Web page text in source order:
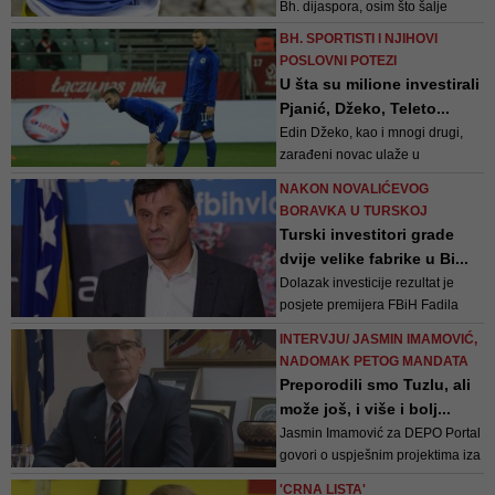
Bh. dijaspora, osim što šalje
smanje
BH. SPORTISTI I NJIHOVI
POSLOVNI POTEZI
U šta su milione investirali
Pjanić, Džeko, Teleto...
Edin Džeko, kao i mnogi drugi,
zarađeni novac ulaže u
nekretnine i to širom regiona
NAKON NOVALIĆEVOG
BORAVKA U TURSKOJ
Turski investitori grade
dvije velike fabrike u Bi...
Dolazak investicije rezultat je
posjete premijera FBiH Fadila
Novalića, koji je prilikom zadnjeg
predstavnicima kompanije iz ove
zemlje, što će izvjesno je
rezultirati i implementacijom ovog
značajnog projekta
INTERVJU/ JASMIN IMAMOVIĆ,
NADOMAK PETOG MANDATA
Preporodili smo Tuzlu, ali
može još, i više i bolj...
Jasmin Imamović za DEPO Portal
govori o uspješnim projektima iza
'CRNA LISTA'